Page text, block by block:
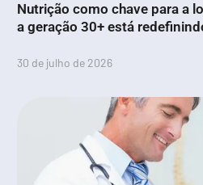
Nutrição como chave para a
a geração 30+ está
30 de julho de 2026